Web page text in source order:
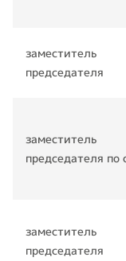
заместитель
председателя
заместитель
председателя по
заместитель
председателя